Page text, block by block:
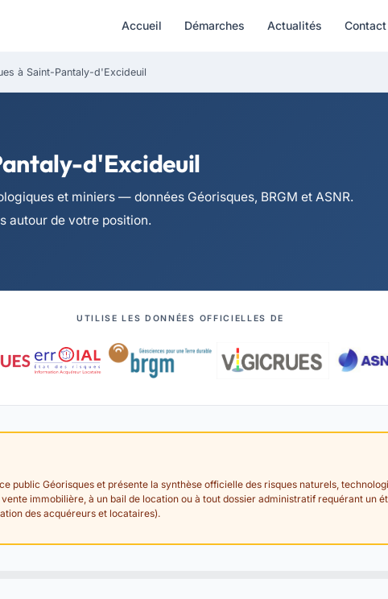
Accueil Démarches Actualités Contact
à Saint-Pantaly-d'Excideuil
d'Excideuil
et miniers — données Géorisques, BRGM et ASNR.
autour de votre position.
UTILISE LES DONNÉES OFFICIELLES DE
public Géorisques et présente la synthèse officielle des risques naturels,
immobilière, à un bail de location ou à tout dossier administratif requérant un
des acquéreurs et locataires).